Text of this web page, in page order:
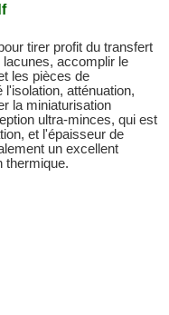
tirer profit du transfert
accomplir le
les pièces de
atténuation,
la miniaturisation
ultra-minces, qui est
et l'épaisseur de
un excellent
thermique.